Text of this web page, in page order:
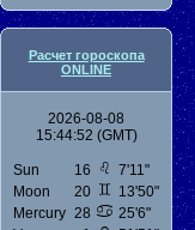
Расчет гороскопа
ONLINE
2026-08-08
15:44:52 (GMT)
Sun 16
7'11"
Moon
20
13'50"
Mercury 28
25'6"